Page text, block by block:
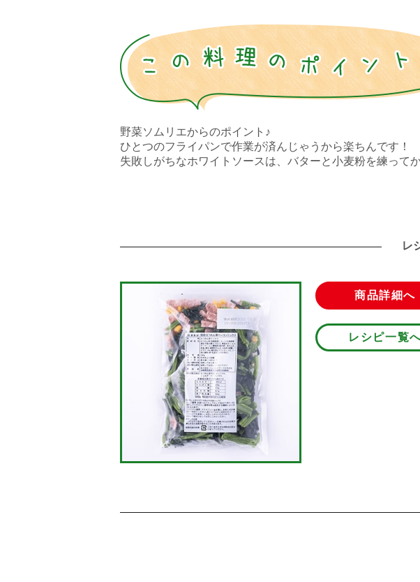
野菜ソムリエからのポイント♪
ひとつのフライパンで作業が済んじゃうから楽ちんです！
失敗しがちなホワイトソースは、バターと小麦粉を練って
レ
商品詳細へ
レシピ一覧